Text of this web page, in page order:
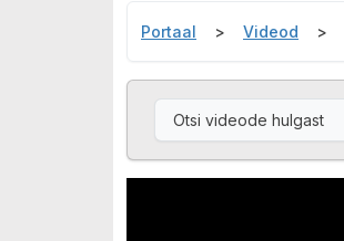
Portaal Videod